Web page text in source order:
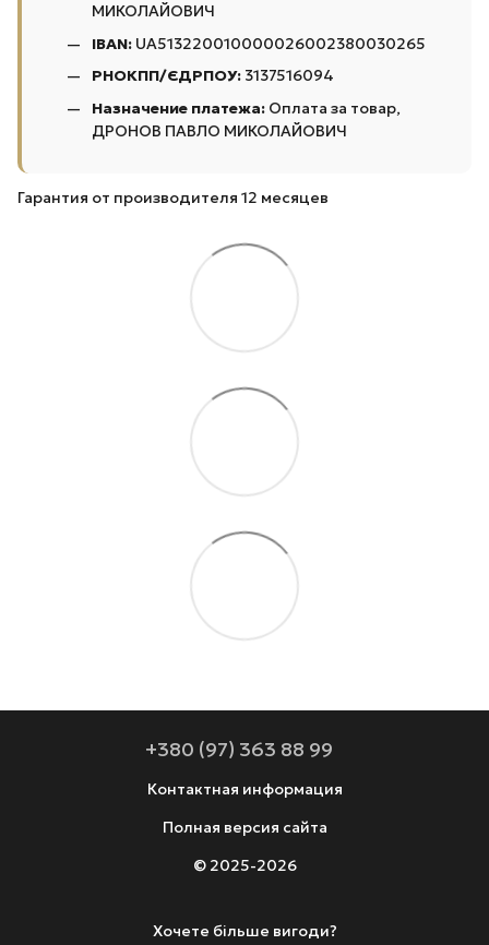
МИКОЛАЙОВИЧ
IBAN: UA513220010000026002380030265
РНОКПП/ЄДРПОУ: 3137516094
Назначение платежа: Оплата за товар,
ДРОНОВ ПАВЛО МИКОЛАЙОВИЧ
Гарантия от производителя 12 месяцев
+380 (97) 363 88 99
Контактная информация
Полная версия сайта
© 2025-2026
Хочете більше вигоди?